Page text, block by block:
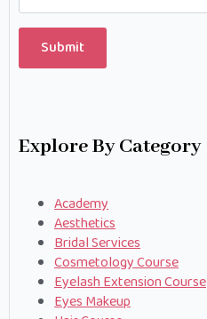
Submit
Explore By Category
Academy
Aesthetics
Bridal Services
Cosmetology Course
Eyelash Extension Course
Eyes Makeup